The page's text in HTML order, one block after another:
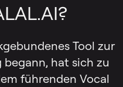
Tool zur
hat sich zu
führenden Vocal